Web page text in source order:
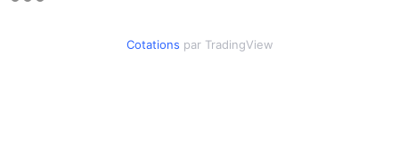
Cotations par TradingView